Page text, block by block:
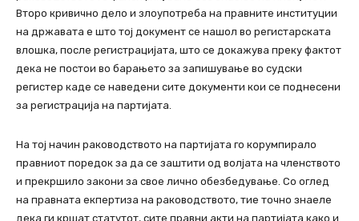
Второ кривично дело и злоупотреба на правните институции
на државата е што тој документ се нашол во регистарската
влошка, после регистрацијата, што се докажува преку фактот
дека не постои во барањето за запишување во судски
регистер каде се наведени сите документи кои се поднесени
за регистрација на партијата.
На тој начин раководството на партијата го корумпирало
правниот поредок за да се заштити од волјата на членството
и прекршило закони за свое лично обезбедување. Со оглед
на правната екпертиза на раководството, тие точно знаеле
дека ги кршат статутот, сите правни акти на партијата како и